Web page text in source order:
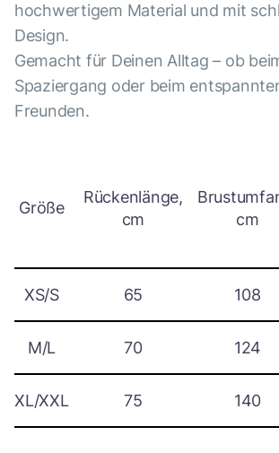
hochwertigem Material und mit
Design.
Gemacht für Deinen Alltag – ob
Spaziergang oder beim
Freunden.
Größe
Rückenlänge,
cm
cm
XS/S 65 108
M/L 70 124
XL/XXL 75 140